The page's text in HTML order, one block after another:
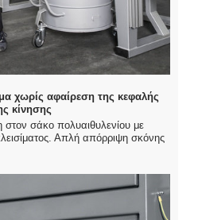
χωρίς αφαίρεση της κεφαλής
κίνησης
σάκο πολυαιθυλενίου με
Απλή απόρριψη σκόνης